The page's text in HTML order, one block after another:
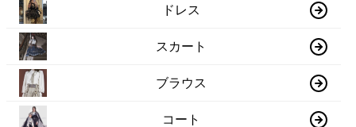
ドレス
スカート
ブラウス
コート